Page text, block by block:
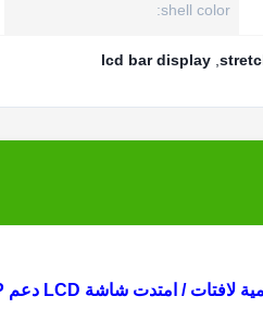
shell color:
lcd bar display